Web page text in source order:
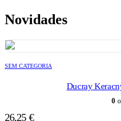
Novidades
SEM CATEGORIA
Ducray
0
26,25 €